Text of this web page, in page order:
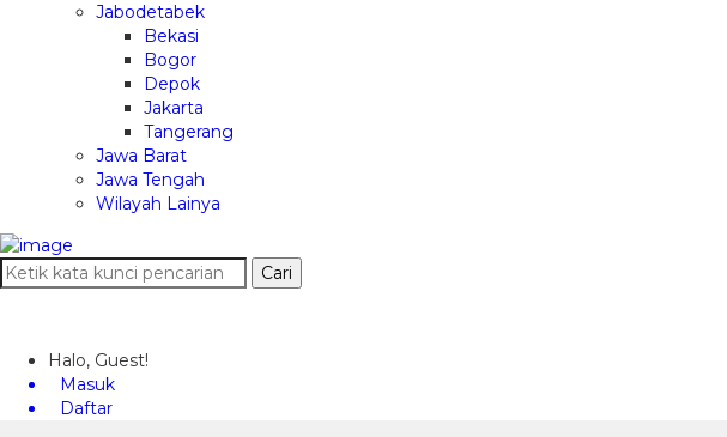
Jabodetabek
Bekasi
Bogor
Depok
Jakarta
Tangerang
Jawa Barat
Jawa Tengah
Wilayah Lainya
Cari
Halo, Guest!
Masuk
Daftar